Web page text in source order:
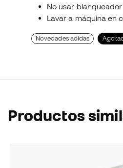
No usar blanqueador
Lavar a máquina en
Novedades adidas
Productos